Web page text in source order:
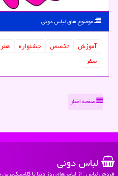
موضوع های لباس دونی
آموزش تخصص جشنواره هنر
سفر
صفحه اخبار
لباس دونی